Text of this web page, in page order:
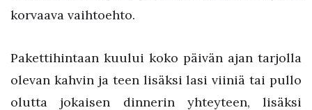
korvaava vaihtoehto.
Pakettihintaan kuului koko päivän ajan tarjolla
olevan kahvin ja teen lisäksi lasi viiniä tai pullo
olutta jokaisen dinnerin yhteyteen, lisäksi